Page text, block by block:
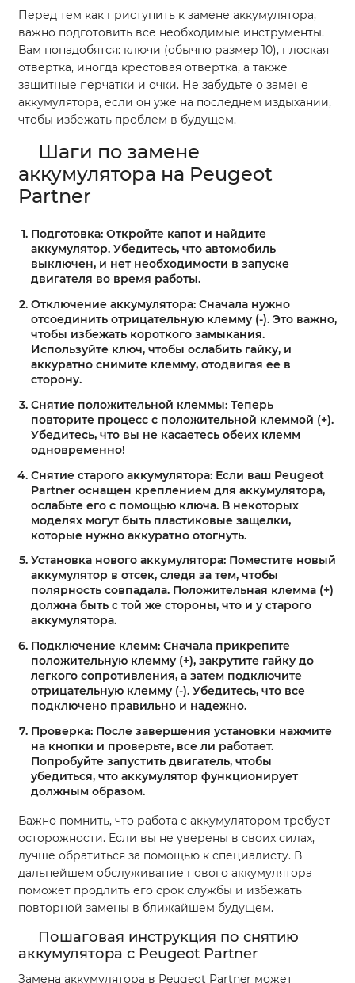
Перед тем как приступить к замене аккумулятора,
важно подготовить все необходимые инструменты.
Вам понадобятся: ключи (обычно размер 10), плоская
отвертка, иногда крестовая отвертка, а также
защитные перчатки и очки. Не забудьте о замене
аккумулятора, если он уже на последнем издыхании,
чтобы избежать проблем в будущем.
Шаги по замене
аккумулятора на Peugeot
Partner
Подготовка: Откройте капот и найдите
аккумулятор. Убедитесь, что автомобиль
выключен, и нет необходимости в запуске
двигателя во время работы.
Отключение аккумулятора: Сначала нужно
отсоединить отрицательную клемму (-). Это важно,
чтобы избежать короткого замыкания.
Используйте ключ, чтобы ослабить гайку, и
аккуратно снимите клемму, отодвигая ее в
сторону.
Снятие положительной клеммы: Теперь
повторите процесс с положительной клеммой (+).
Убедитесь, что вы не касаетесь обеих клемм
одновременно!
Снятие старого аккумулятора: Если ваш Peugeot
Partner оснащен креплением для аккумулятора,
ослабьте его с помощью ключа. В некоторых
моделях могут быть пластиковые защелки,
которые нужно аккуратно отогнуть.
Установка нового аккумулятора: Поместите новый
аккумулятор в отсек, следя за тем, чтобы
полярность совпадала. Положительная клемма (+)
должна быть с той же стороны, что и у старого
аккумулятора.
Подключение клемм: Сначала прикрепите
положительную клемму (+), закрутите гайку до
легкого сопротивления, а затем подключите
отрицательную клемму (-). Убедитесь, что все
подключено правильно и надежно.
Проверка: После завершения установки нажмите
на кнопки и проверьте, все ли работает.
Попробуйте запустить двигатель, чтобы
убедиться, что аккумулятор функционирует
должным образом.
Важно помнить, что работа с аккумулятором требует
осторожности. Если вы не уверены в своих силах,
лучше обратиться за помощью к специалисту. В
дальнейшем обслуживание нового аккумулятора
поможет продлить его срок службы и избежать
повторной замены в ближайшем будущем.
Пошаговая инструкция по снятию
аккумулятора с Peugeot Partner
Замена аккумулятора в Peugeot Partner может